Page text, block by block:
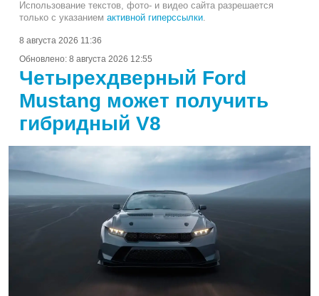
Использование текстов, фото- и видео сайта разрешается
только с указанием активной гиперссылки
8 августа 2026 11:36
Обновлено: 8 августа 2026 12:55
Четырехдверный Ford
Mustang может получить
гибридный V8